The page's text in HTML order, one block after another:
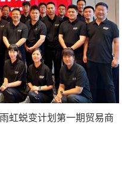
虹蜕变计划第一期贸易商